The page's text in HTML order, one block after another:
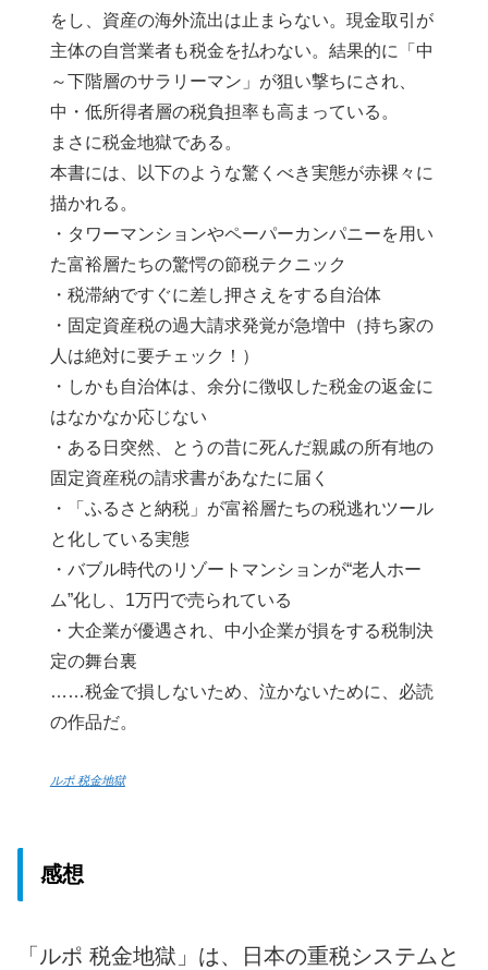
をし、資産の海外流出は止まらない。現金取引が
主体の自営業者も税金を払わない。結果的に「中
～下階層のサラリーマン」が狙い撃ちにされ、
中・低所得者層の税負担率も高まっている。
まさに税金地獄である。
本書には、以下のような驚くべき実態が赤裸々に
描かれる。
・タワーマンションやペーパーカンパニーを用い
た富裕層たちの驚愕の節税テクニック
・税滞納ですぐに差し押さえをする自治体
・固定資産税の過大請求発覚が急増中（持ち家の
人は絶対に要チェック！）
・しかも自治体は、余分に徴収した税金の返金に
はなかなか応じない
・ある日突然、とうの昔に死んだ親戚の所有地の
固定資産税の請求書があなたに届く
・「ふるさと納税」が富裕層たちの税逃れツール
と化している実態
・バブル時代のリゾートマンションが“老人ホー
ム”化し、1万円で売られている
・大企業が優遇され、中小企業が損をする税制決
定の舞台裏
……税金で損しないため、泣かないために、必読
の作品だ。
ルポ 税金地獄
感想
「ルポ 税金地獄」は、日本の重税システムと